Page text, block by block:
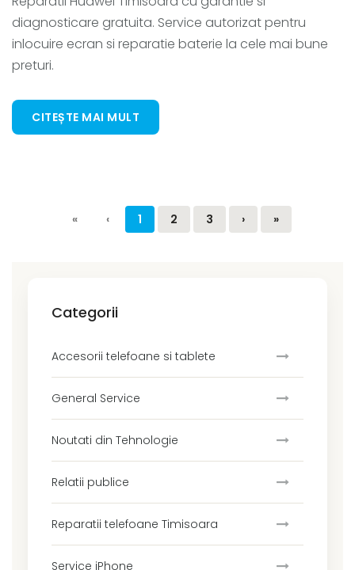
diagnosticare gratuita. Service autorizat pentru
inlocuire ecran si reparatie baterie la cele mai bune
preturi.
CITEȘTE MAI MULT
« ‹ 1 2 3 › »
Categorii
Accesorii telefoane si tablete
General Service
Noutati din Tehnologie
Relatii publice
Reparatii telefoane Timisoara
Service iPhone